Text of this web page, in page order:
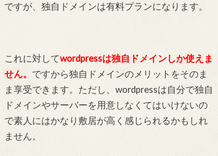
ですが、独自ドメインは有料プランになります。
これに対してwordpressは独自ドメインしか使えま
せん。 ですから独自ドメインのメリットをそのま
ま享受できます。ただし、wordpressは自分で独自
ドメインやサーバーを用意しなくてはいけないの
で素人にはかなり敷居が高く感じられるかもしれ
ません。